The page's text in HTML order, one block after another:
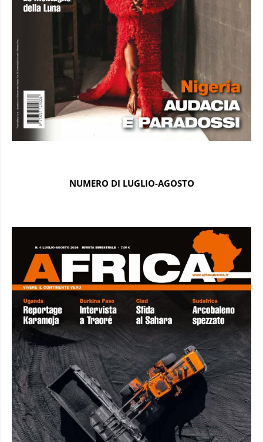
NUMERO DI LUGLIO-AGOSTO